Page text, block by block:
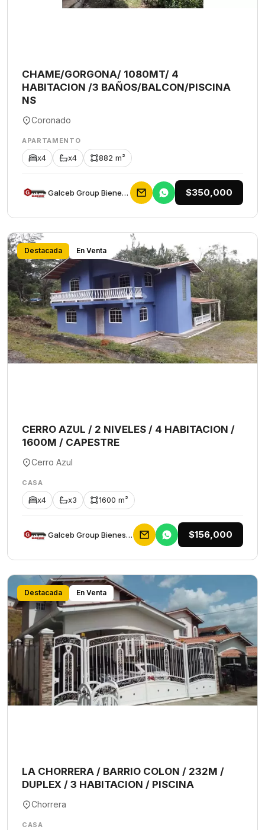
CHAME/GORGONA/ 1080MT/ 4
HABITACION /3 BAÑOS/BALCON/PISCINA
NS
Coronado
APARTAMENTO
x4 x4 882 m²
Galceb Group Bienes Raices $350,000
Destacada En Venta
CERRO AZUL / 2 NIVELES / 4 HABITACION /
1600M / CAPESTRE
Cerro Azul
CASA
x4 x3 1600 m²
Galceb Group Bienes Raices $156,000
Destacada En Venta
LA CHORRERA / BARRIO COLON / 232M /
DUPLEX / 3 HABITACION / PISCINA
Chorrera
CASA